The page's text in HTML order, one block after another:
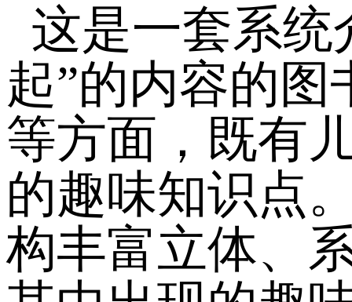
这是一套系统
起”的内容的
等方面，既有
的趣味知识点
构丰富立体、